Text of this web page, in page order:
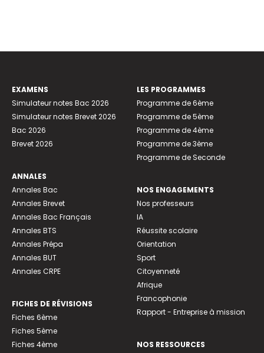
EXAMENS
Simulateur notes Bac 2026
Simulateur notes Brevet 2026
Bac 2026
Brevet 2026
ANNALES
Annales Bac
Annales Brevet
Annales Bac Français
Annales BTS
Annales Prépa
Annales BUT
Annales CRPE
FICHES DE RÉVISIONS
Fiches 6ème
Fiches 5ème
Fiches 4ème
LES PROGRAMMES
Programme de 6ème
Programme de 5ème
Programme de 4ème
Programme de 3ème
Programme de Seconde
NOS ENGAGEMENTS
Nos professeurs
IA
Réussite scolaire
Orientation
Sport
Citoyenneté
Afrique
Francophonie
Rapport - Entreprise à mission
NOS RESSOURCES